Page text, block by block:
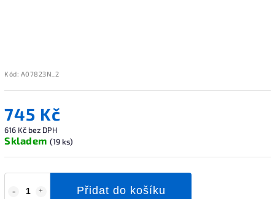
Kód: A07823N_2
745 Kč
616 Kč bez DPH
Skladem (19 ks)
Přidat do košíku